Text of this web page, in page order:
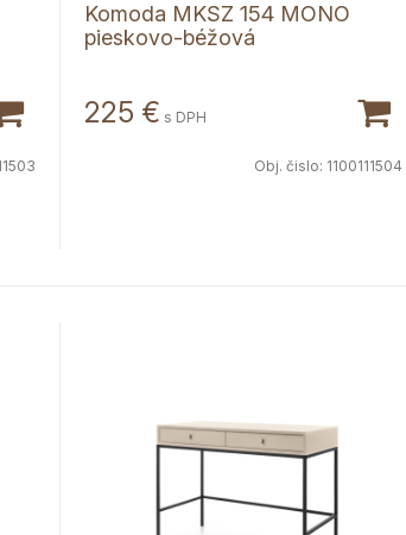
Komoda MKSZ 154 MONO
pieskovo-béžová
225 € s DPH
Obj. čislo: 1100111504